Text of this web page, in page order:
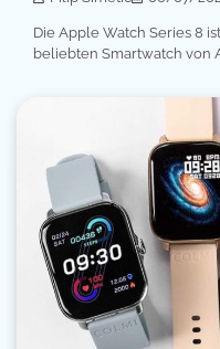
Die Apple Watch Series 8
beliebten Smartwatch von